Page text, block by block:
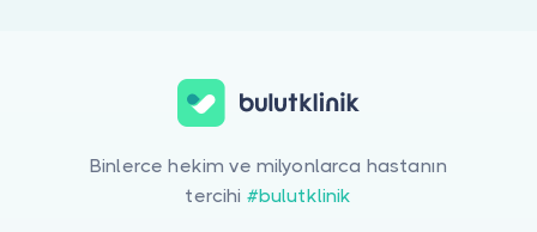
Binlerce hekim ve milyonlarca hastanın
tercihi #bulutklinik